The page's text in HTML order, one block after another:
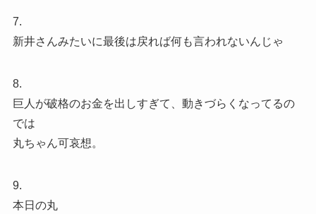
7.
新井さんみたいに最後は戻れば何も言われないんじゃ
8.
巨人が破格のお金を出しすぎて、動きづらくなってるの
では
丸ちゃん可哀想。
9.
本日の丸